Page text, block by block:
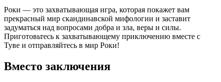
Роки — это захватывающая игра, которая покажет вам
прекрасный мир скандинавской мифологии и заставит
задуматься над вопросами добра и зла, веры и силы.
Приготовьтесь к захватывающему приключению вместе с
Туве и отправляйтесь в мир Роки!
Вместо заключения